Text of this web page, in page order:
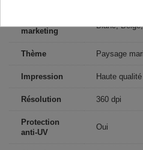
marketing
Blanc,
Thème Paysage
Impression Haute qualité
Résolution 360 dpi
Protection
anti-UV
Oui